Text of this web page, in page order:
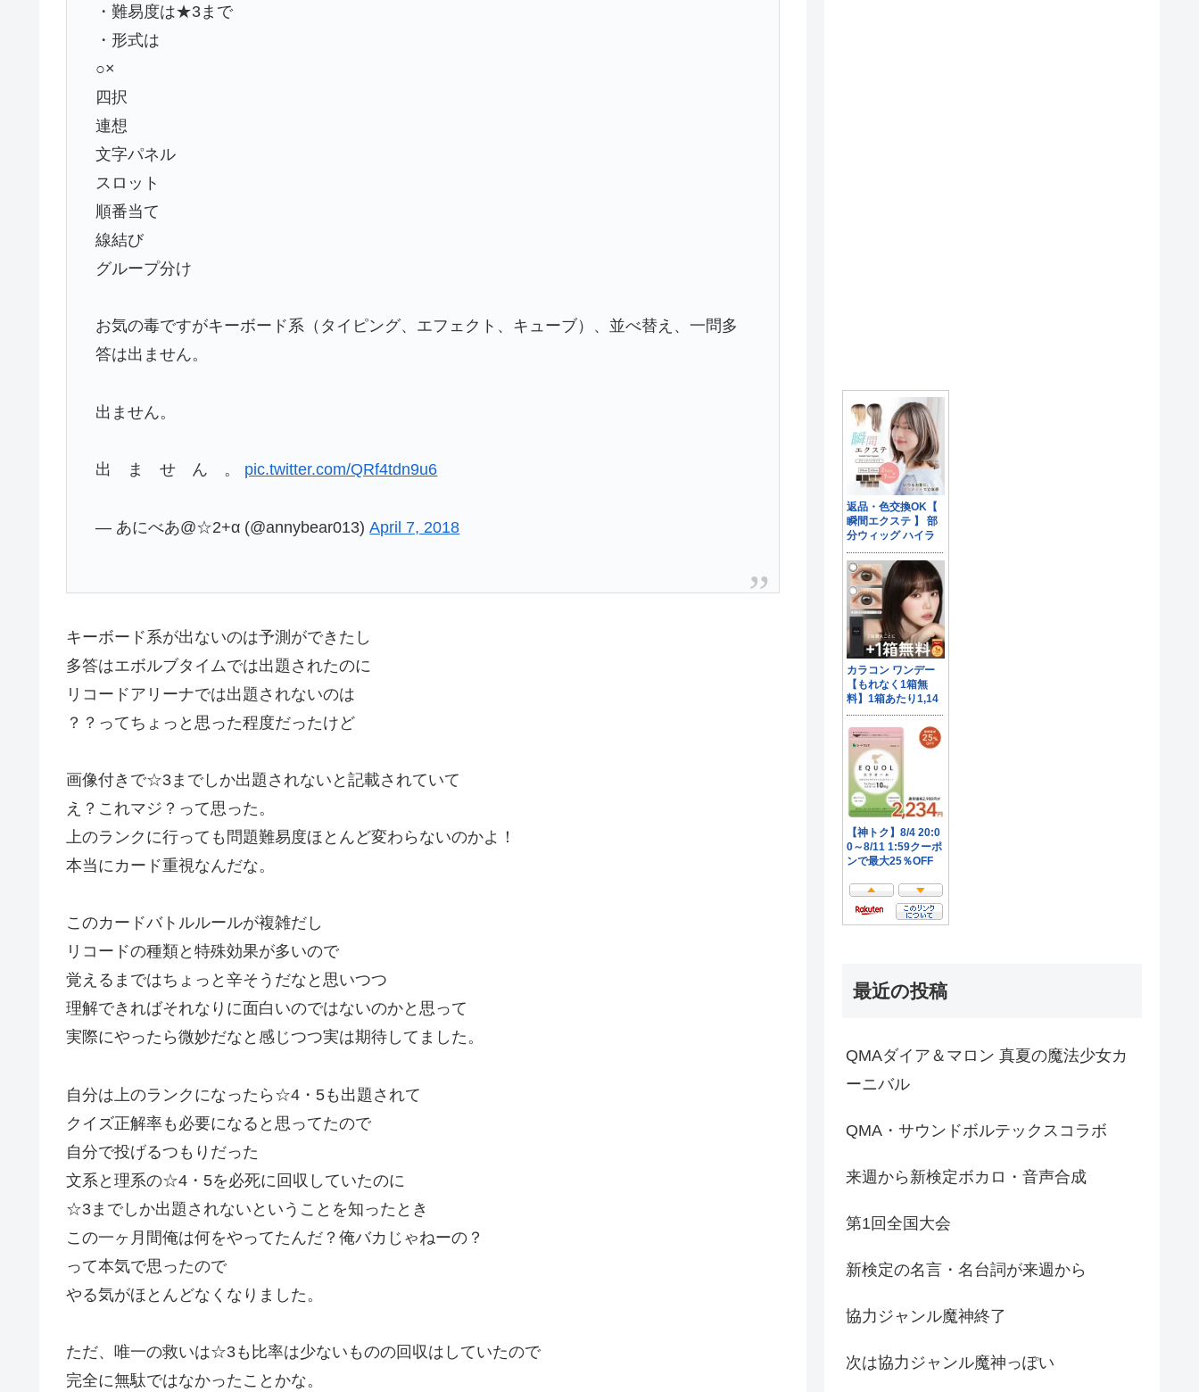
・難易度は★3まで
・形式は
○×
四択
連想
文字パネル
スロット
順番当て
線結び
グループ分け
お気の毒ですがキーボード系（タイピング、エフェクト、キューブ）、並べ替え、一問多
答は出ません。
出ません。
出 ま せ ん 。 pic.twitter.com/QRf4tdn9u6
— あにべあ@☆2+α (@annybear013)April 7, 2018
キーボード系が出ないのは予測ができたし
多答はエボルブタイムでは出題されたのに
リコードアリーナでは出題されないのは
？？ってちょっと思った程度だったけど
画像付きで☆3までしか出題されないと記載されていて
え？これマジ？って思った。
上のランクに行っても問題難易度ほとんど変わらないのかよ！
本当にカード重視なんだな。
このカードバトルルールが複雑だし
リコードの種類と特殊効果が多いので
覚えるまではちょっと辛そうだなと思いつつ
理解できればそれなりに面白いのではないのかと思って
実際にやったら微妙だなと感じつつ実は期待してました。
自分は上のランクになったら☆4・5も出題されて
クイズ正解率も必要になると思ってたので
自分で投げるつもりだった
文系と理系の☆4・5を必死に回収していたのに
☆3までしか出題されないということを知ったとき
この一ヶ月間俺は何をやってたんだ？俺バカじゃねーの？
って本気で思ったので
やる気がほとんどなくなりました。
ただ、唯一の救いは☆3も比率は少ないものの回収はしていたので
完全に無駄ではなかったことかな。
最近の投稿
QMAダイア＆マロン 真夏の魔法少女カ
ーニバル
QMA・サウンドボルテックスコラボ
来週から新検定ボカロ・音声合成
第1回全国大会
新検定の名言・名台詞が来週から
協力ジャンル魔神終了
次は協力ジャンル魔神っぽい